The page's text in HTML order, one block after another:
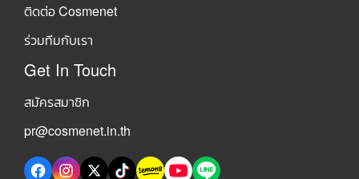
ติดต่อ Cosmenet
ร่วมทีมกับเรา
Get In Touch
สมัครสมาชิก
pr@cosmenet.in.th